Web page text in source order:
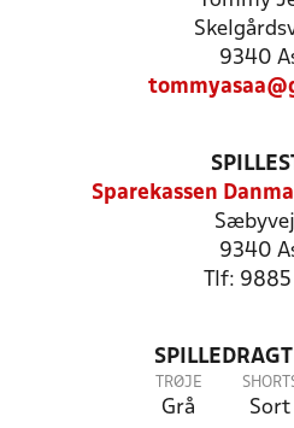
9340
Sparekassen
9340
Tlf: 9885
TRØJE
Grå Sort